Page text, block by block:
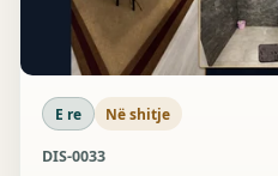
E re Në shitje
DIS-0033